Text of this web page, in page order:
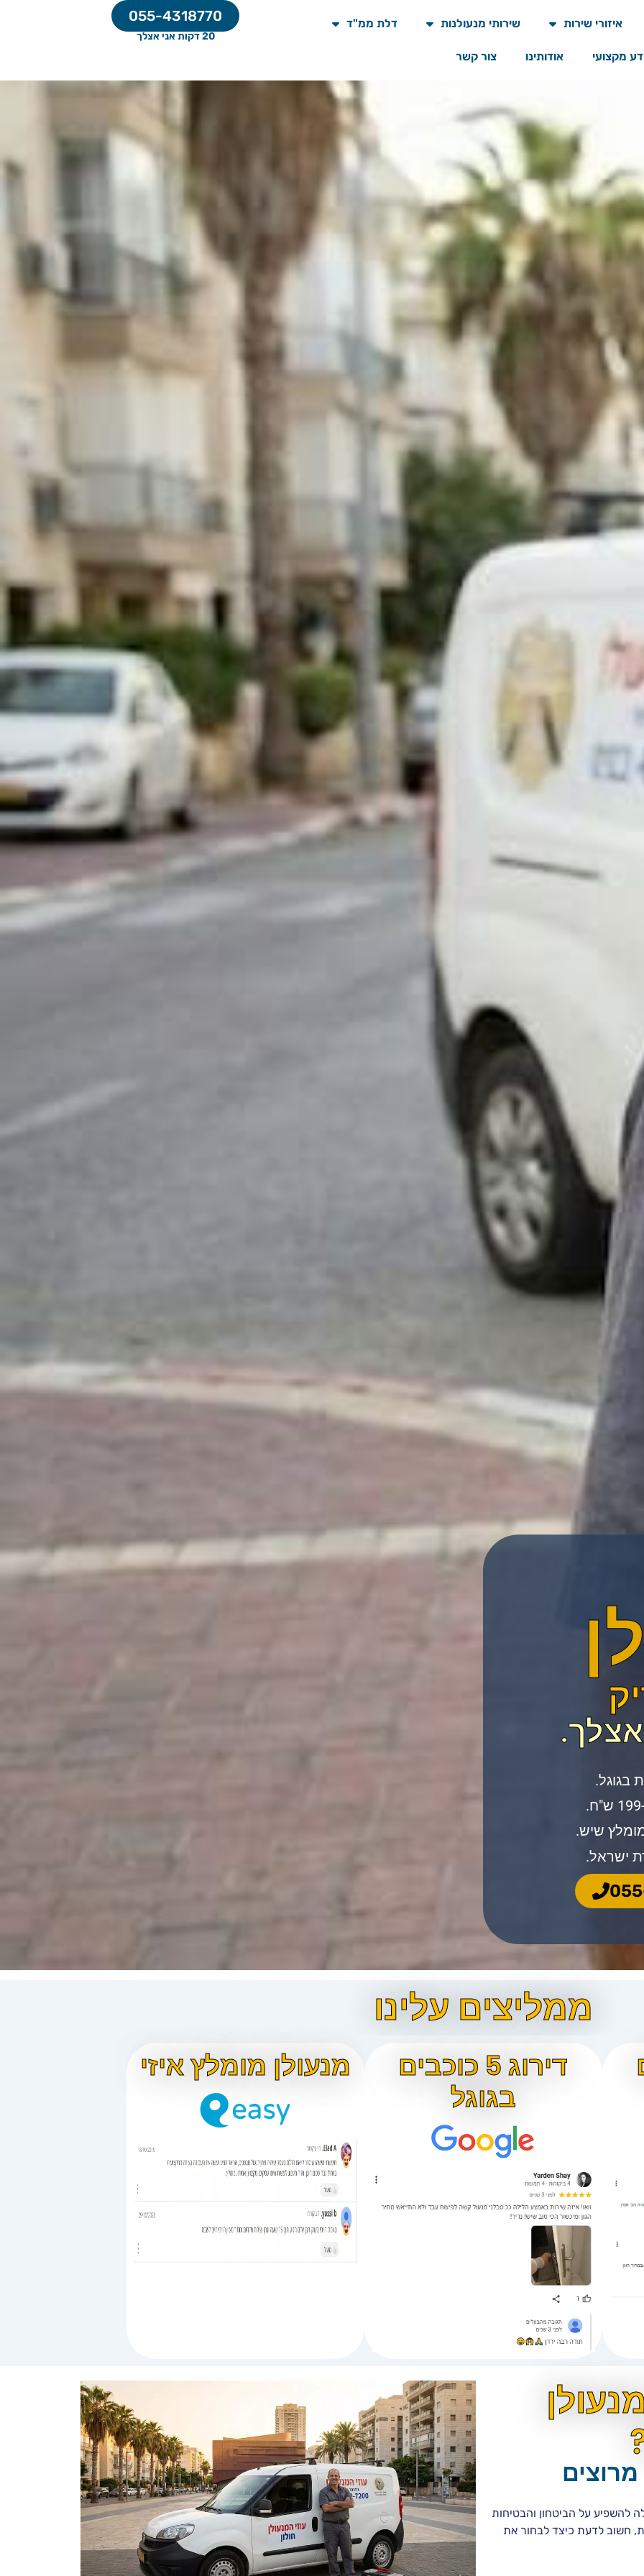
איזורי שירות שירותי מנעולנות דלת ממ"ד
מקצועי אודותינו צור קשר
055-4318770
20 דקות אני אצלך
.
שיש.
ישראל.
ממליצים עלינו
דירוג 5 כוכבים
בגוגל
מנעולן מומלץ איזי
להשפיע על הביטחון והבטיחות
חשוב לדעת כיצד לבחור את